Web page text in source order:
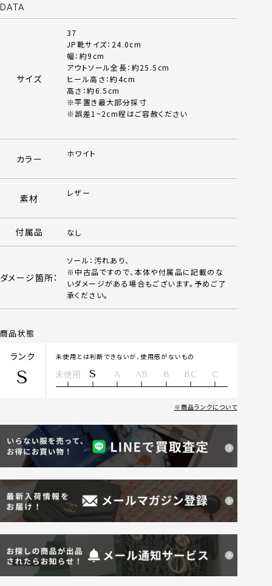
DATA
サイズ
37
JP靴サイズ：24.0cm
幅：約9cm
アウトソール全長：約25.5cm
ヒール高さ：約4cm
高さ：約6.5cm
※平置き最大部分採寸
※誤差1~2cm程はご容赦ください
カラー ホワイト
素材 レザー
付属品 なし
ダメージ箇所：
ソール：汚れあり、
※中古品ですので、本体や付属品に記載のな
いダメージがある場合もございます。予めご了
承ください。
商品状態
ランク
S
未使用とは判断できないが、使用感がないもの
未使用 S A AB B BC C
商品ランクについて